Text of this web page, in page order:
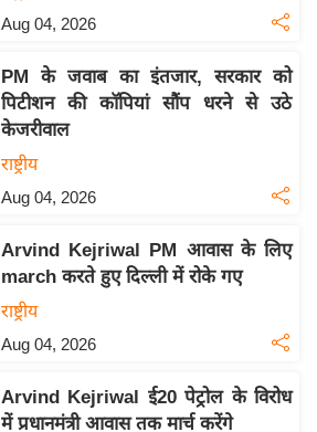
Aug 04, 2026
PM के जवाब का इंतजार, सरकार को
पिटीशन की कॉपियां सौंप धरने से उठे
केजरीवाल
राष्ट्रीय
Aug 04, 2026
Arvind Kejriwal PM आवास के लिए
march करते हुए दिल्ली में रोके गए
राष्ट्रीय
Aug 04, 2026
Arvind Kejriwal ई20 पेट्रोल के विरोध
में प्रधानमंत्री आवास तक मार्च करेंगे